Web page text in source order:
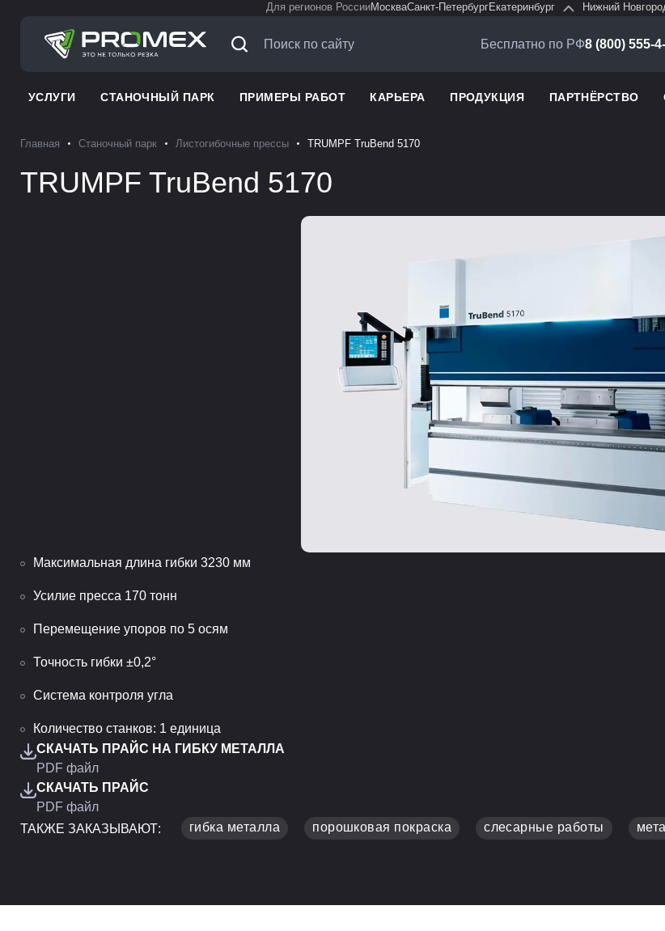
Для регионов РоссииМоскваСанкт-ПетербургЕкатеринбург Нижний
Бесплатно по РФ8 (800) 555-
УСЛУГИ СТАНОЧНЫЙ ПАРК ПРИМЕРЫ РАБОТ КАРЬЕРА ПРОДУКЦИЯ ПАРТНЁРСТВО
Главная Станочный парк Листогибочные прессы TRUMPF TruBend 5170
TRUMPF TruBend 5170
Максимальная длина гибки 3230 мм
Усилие пресса 170 тонн
Перемещение упоров по 5 осям
Точность гибки ±0,2°
Система контроля угла
Количество станков: 1 единица
СКАЧАТЬ ПРАЙС НА ГИБКУ МЕТАЛЛА
PDF файл
СКАЧАТЬ ПРАЙС
PDF файл
ТАКЖЕ ЗАКАЗЫВАЮТ: гибка металла порошковая покраска слесарные работы